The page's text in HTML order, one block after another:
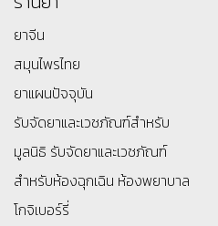
ยาจีน
สมุนไพรไทย
ยาแผนปัจจุบัน
รับจัดยาและเวชภัณฑ์สำหรับ
มูลนิธิ รับจัดยาและเวชภัณฑ์
สำหรับห้องฉุกเฉิน ห้องพยาบาล
โกจิเบอร์รี่